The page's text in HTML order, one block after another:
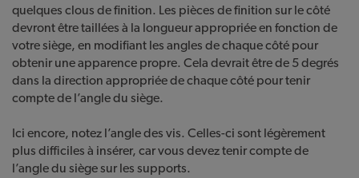
quelques clous de finition. Les pièces de finition sur le côté
devront être taillées à la longueur appropriée en fonction de
votre siège, en modifiant les angles de chaque côté pour
obtenir une apparence propre. Cela devrait être de 5 degrés
dans la direction appropriée de chaque côté pour tenir
compte de l’angle du siège.
Ici encore, notez l’angle des vis. Celles-ci sont légèrement
plus difficiles à insérer, car vous devez tenir compte de
l’angle du siège sur les supports.